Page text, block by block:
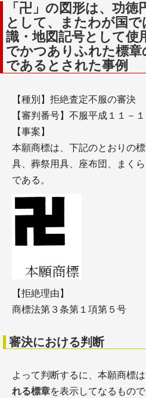
「卍」の図形は、功
として、またわが国
識・地図記号として使
でかつありふれた標
であるとされた事例
【種別】拒絶査定不服の審決
【審判番号】不服平成１１－
【事案】
本願商標は、下記のとおりの
具、葬祭用具、座布団、まく
である。
【拒絶理由】
商標法第３条第１項第５号
審決における判断
よって判断するに、本願商標は
れる標章を表示してなるもの